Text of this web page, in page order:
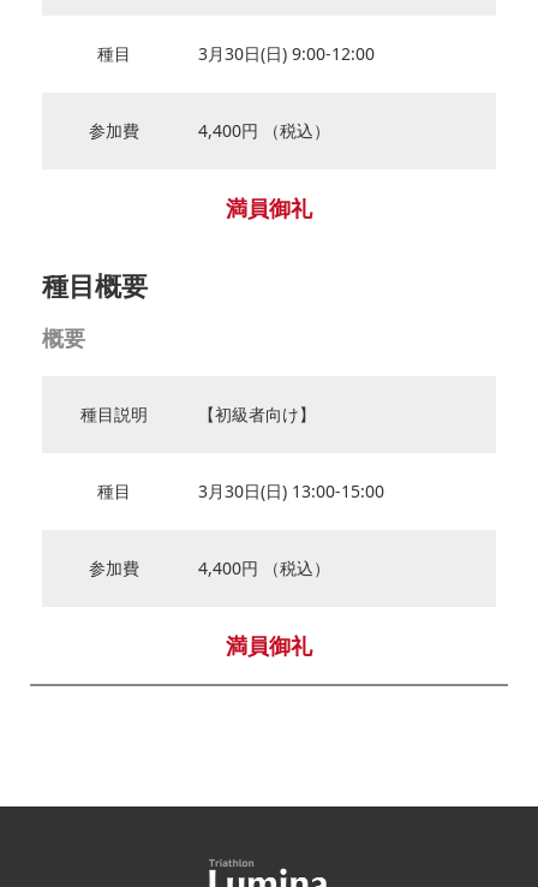
種目 3月30日(日) 9:00‐12:00
参加費 4,400円 （税込）
満員御礼
種目概要
概要
種目説明 【初級者向け】
種目 3月30日(日) 13:00‐15:00
参加費 4,400円 （税込）
満員御礼